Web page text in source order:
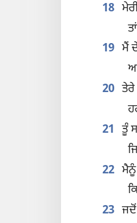
18
19 ਮੈਂ
20 ਤੇਰੇ
21 ਤੂੰ
22
23